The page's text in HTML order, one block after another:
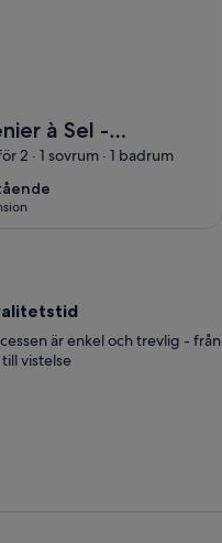
à Sel -
historique
2 · 1 sovrum · 1 badrum
är enkel och trevlig - från
vistelse